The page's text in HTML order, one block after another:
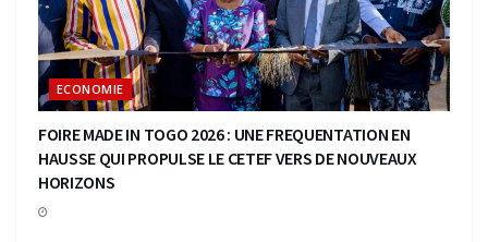
ECONOMIE
FOIRE MADE IN TOGO 2026 : UNE FREQUENTATION EN
HAUSSE QUI PROPULSE LE CETEF VERS DE NOUVEAUX
HORIZONS